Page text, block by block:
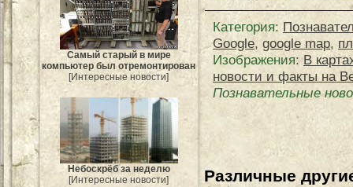
Самый старый в мире
компьютер был отремонтирован
[Интересные новости]
Небоскрёб за неделю
[Интересные новости]
Категория:
Google, google map,
Изображения:В
новости и факты на
Познавательные
Различные